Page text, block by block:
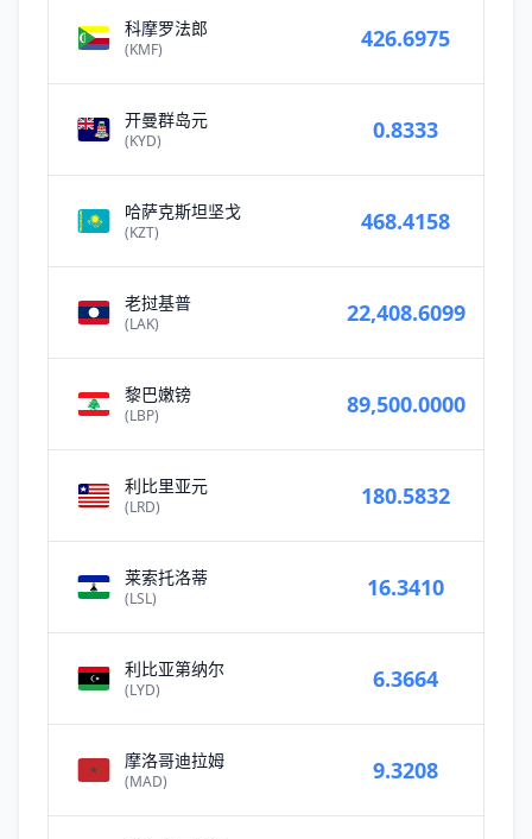
科摩罗法郎
(KMF) 426.6975
开曼群岛元
(KYD) 0.8333
哈萨克斯坦坚戈
(KZT) 468.4158
老挝基普
(LAK) 22,408.6099
黎巴嫩镑
(LBP) 89,500.0000
利比里亚元
(LRD) 180.5832
莱索托洛蒂
(LSL) 16.3410
利比亚第纳尔
(LYD) 6.3664
摩洛哥迪拉姆
(MAD) 9.3208